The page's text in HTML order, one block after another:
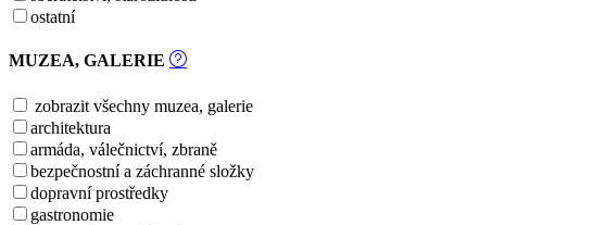
ostatní
MUZEA, GALERIE
zobrazit všechny muzea, galerie
architektura
armáda, válečnictví, zbraně
bezpečnostní a záchranné složky
dopravní prostředky
gastronomie